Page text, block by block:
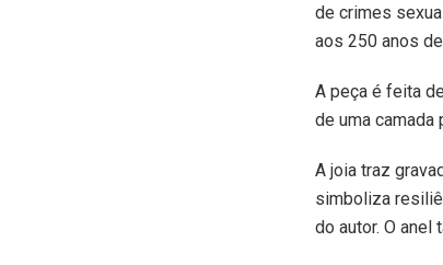
de crimes
aos 250 anos
A peça é feita
de uma camada
A joia traz
simboliza
do autor. O